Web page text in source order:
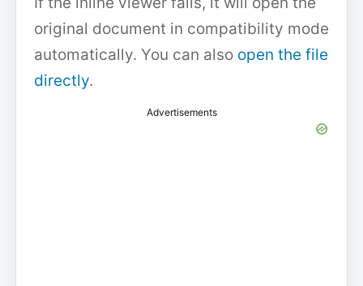
original document in compatibility mode
automatically. You can also open the file
directly.
Advertisements